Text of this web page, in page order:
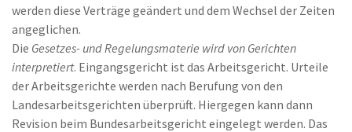
werden diese Verträge geändert und dem Wechsel der Zeiten
angeglichen.
Die Gesetzes- und Regelungsmaterie wird von Gerichten
interpretiert. Eingangsgericht ist das Arbeitsgericht. Urteile
der Arbeitsgerichte werden nach Berufung von den
Landesarbeitsgerichten überprüft. Hiergegen kann dann
Revision beim Bundesarbeitsgericht eingelegt werden. Das